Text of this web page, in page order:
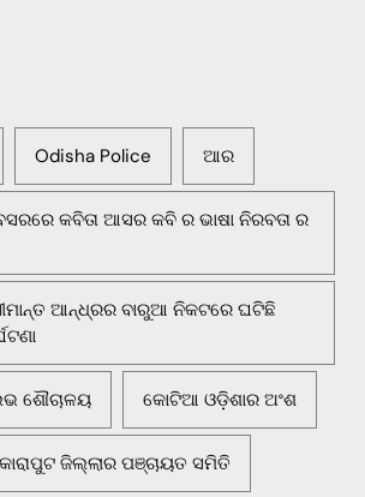
Odisha Police ଆର
କବିତା ଆସର କବି ର ଭାଷା ନିରବତା ର
ଆନ୍ଧ୍ରର ବାରୁଆ ନିକଟରେ ଘଟିଛି
ଶୌଚାଳୟ କୋଟିଆ ଓଡ଼ିଶାର ଅଂଶ
ଜିଲ୍ଲାର ପଞ୍ଚାୟତ ସମିତି